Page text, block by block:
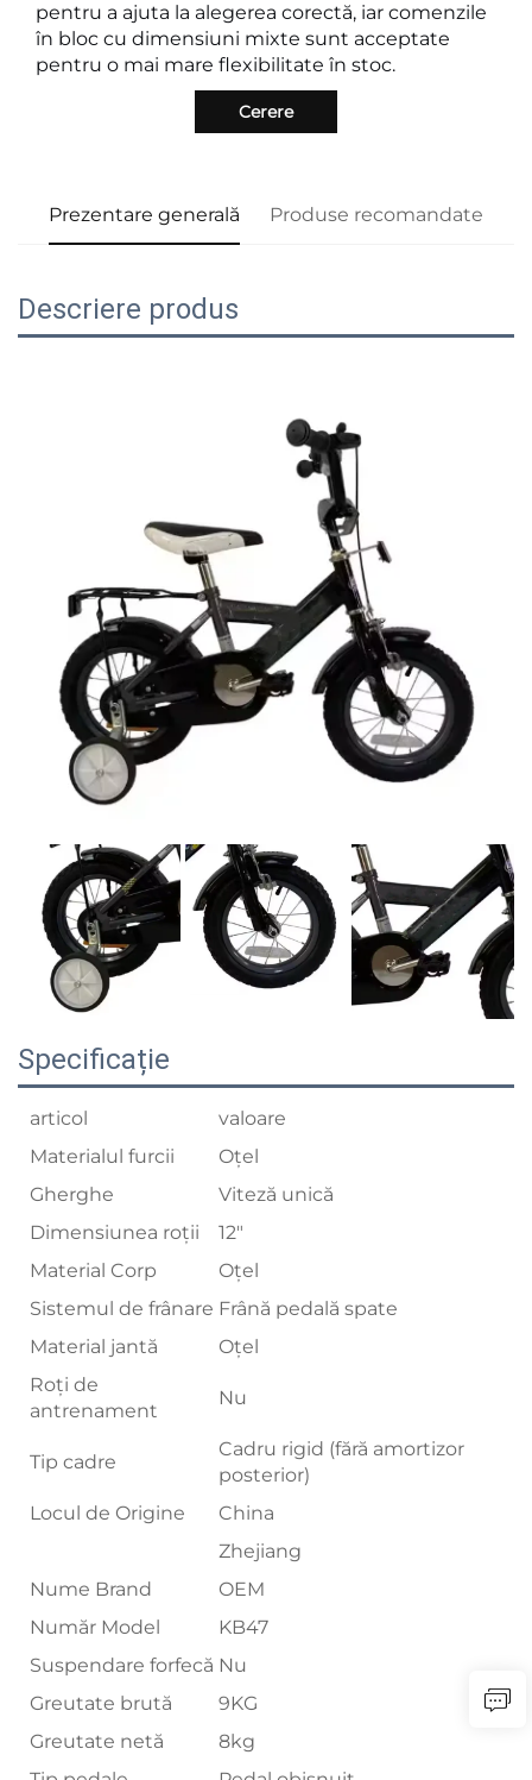
pentru a ajuta la alegerea corectă, iar comenzile
în bloc cu dimensiuni mixte sunt acceptate
pentru o mai mare flexibilitate în stoc.
Cerere
Prezentare generală Produse recomandate
Descriere produs
Specificație
articol
valoare
Materialul furcii
Oțel
Gherghe
Viteză unică
Dimensiunea roții
12"
Material Corp
Oțel
Sistemul de frânare Frână pedală spate
Material jantă
Oțel
Roți de
antrenament
Nu
Tip cadre
Cadru rigid (fără amortizor
posterior)
Locul de Origine
China
Zhejiang
Nume Brand
OEM
Număr Model
KB47
Suspendare forfecă Nu
Greutate brută
9KG
Greutate netă
8kg